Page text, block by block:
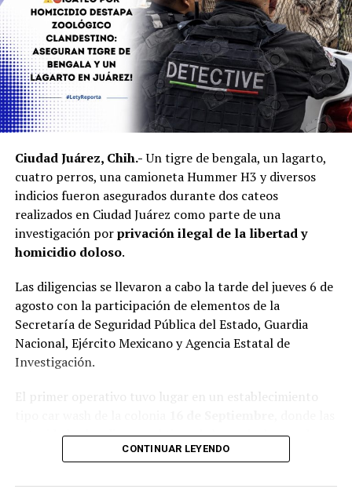
Ciudad Juárez, Chih.-Un tigre de bengala, un lagarto,
cuatro perros, una camioneta Hummer H3 y diversos
indicios fueron asegurados durante dos cateos
realizados en Ciudad Juárez como parte de una
investigación porprivación ilegal de la libertad y
homicidio doloso.
Las diligencias se llevaron a cabo la tarde del jueves 6 de
agosto con la participación de elementos de la
Secretaría de Seguridad Pública del Estado, Guardia
Nacional, Ejército Mexicano y Agencia Estatal de
Investigación.
El primer operativo tuvo lugar en un establecimiento
autoridades localizaron al tigre de bengala dentro de
una jaula, además de un lagarto y cuatro perros.
CONTINUAR LEYENDO